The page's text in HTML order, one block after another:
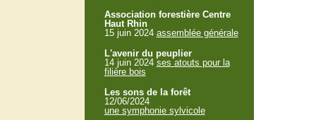
Association forestière Centre
Haut Rhin
15 juin 2024 assemblée générale
L'avenir du peuplier
14 juin 2024 ses atouts pour la
filière bois
Les sons de la forêt
12/06/2024
une symphonie sylvicole